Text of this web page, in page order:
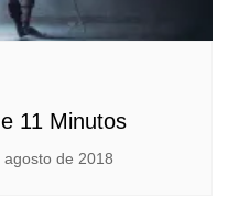
11 Minutos
agosto de 2018